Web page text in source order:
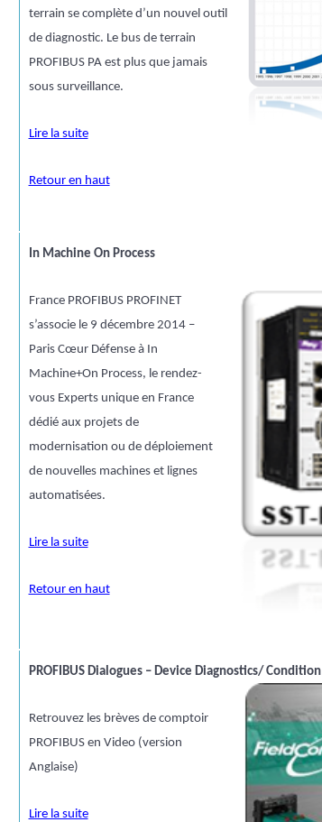
terrain se complète d’un nouvel outil
de diagnostic. Le bus de terrain
PROFIBUS PA est plus que jamais
sous surveillance.
Lire la suite
Retour en haut
In Machine On Process
France PROFIBUS PROFINET
s’associe le 9 décembre 2014 –
Paris Cœur Défense à In
Machine+On Process, le rendez-
vous Experts unique en France
dédié aux projets de
modernisation ou de déploiement
de nouvelles machines et lignes
automatisées.
Lire la suite
Retour en haut
PROFIBUS Dialogues – Device Diagnostics/ Condition
Retrouvez les brèves de comptoir
PROFIBUS en Video (version
Anglaise)
Lire la suite